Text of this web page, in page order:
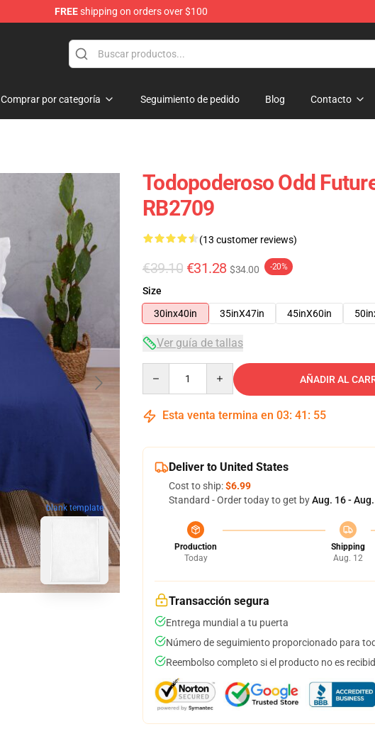
FREEshipping on orders over $100
Comprar por categoría Seguimiento de pedido Blog Contacto
blank template
Todopoderoso Odd
RB2709
(13 customer reviews)
€39.10 €31.28 $34.00 -20%
Size
30inx40in
35inX47in 45inX60in
Ver guía de tallas
AÑADIR AL
Esta venta termina en 03: 41 : 54
Deliver to United States
Cost to ship:$6.99
Standard - Order today to get byAug. 16 -
Production
Today
Shipping
Aug. 12
Transacción segura
Entrega mundial a tu puerta
Número de seguimiento proporcionado para
Reembolso completo si el producto no es